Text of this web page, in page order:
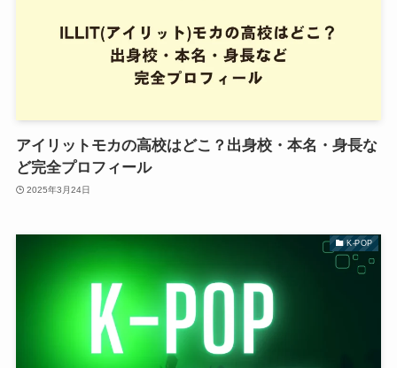
アイリットモカの高校はどこ？出身校・本名・身長な
ど完全プロフィール
2025年3月24日
K-POP